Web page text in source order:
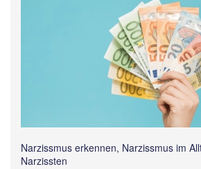
Narzissmus erkennen, Narzissmus im
Narzissten